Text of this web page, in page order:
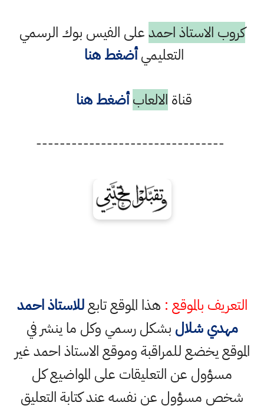
كروب الاستاذ احمدعلى الفيس بوك الرسمي
التعليميأضغط هنا
قناة الالعاب أضغط هنا
--------------------------------
التعريف بالموقع : هذا الموقع تابعللاستاذ احمد
مهدي شلال بشكل رسمي وكل ما ينشر في
الموقع يخضع للمراقبة وموقع الاستاذ احمد غير
مسؤول عن التعليقات على المواضيع كل
شخص مسؤول عن نفسه عند كتابة التعليق